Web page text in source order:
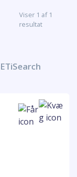
Viser 1 af 1
resultat